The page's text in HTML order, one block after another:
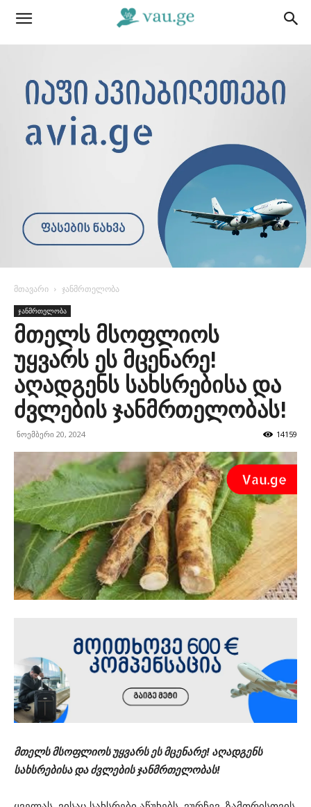
მთავარი ჯანმრთელობა
ჯანმრთელობა
მთელს მსოფლიოს
უყვარს ეს მცენარე!
აღადგენს სახსრებისა და
ძვლების ჯანმრთელობას!
ნოემბერი 20, 2024 14159
მთელს მსოფლიოს უყვარს ეს მცენარე! აღადგენს
სახსრებისა და ძვლების ჯანმრთელობას!